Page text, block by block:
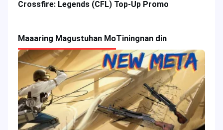
Crossfire: Legends (CFL) Top-Up Promo
Maaaring Magustuhan MoTiningnan din